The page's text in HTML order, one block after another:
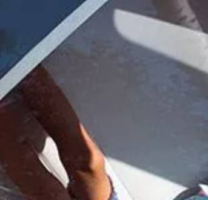
이달의 프로모션
폭스바겐 인증 중고차